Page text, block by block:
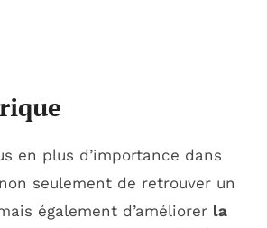
en plus d’importance dans
seulement de retrouver un
également d’améliorer la